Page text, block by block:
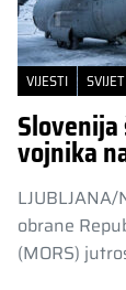
VIJESTI SVIJET
Slovenija
vojnika
obrane
(MORS)